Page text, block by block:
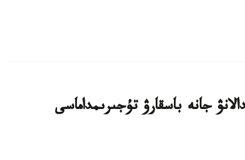
جانە باسقارۋ تۇجىرىمداماسى